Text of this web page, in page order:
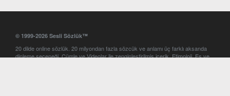
© 1999-2026 Sesli Sözlük™
20 dilde online sözlük. 20 milyondan fazla sözcük ve anlamı üç farklı aksanda
dinleme seçeneği. Cümle ve Videolar ile zenginleştirilmiş içerik. Etimoloji, Eş ve